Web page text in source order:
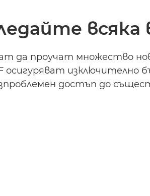
да проучат множество
изключително
достъп до